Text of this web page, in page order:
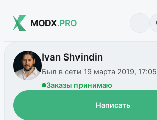
MODX.PRO
Ivan Shvindin
Был в сети 19 марта 2019, 17:05
Заказы принимаю
Написать